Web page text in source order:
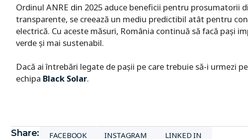
Ordinul ANRE din 2025 aduce beneficii pentru prosumatorii
transparente, se creează un mediu predictibil atât pentru
electrică. Cu aceste măsuri, România continuă să facă pași
verde și mai sustenabil.
Dacă ai întrebări legate de pașii pe care trebuie să-i urmezi
echipa Black Solar.
Share: FACEBOOK INSTAGRAM LINKED IN